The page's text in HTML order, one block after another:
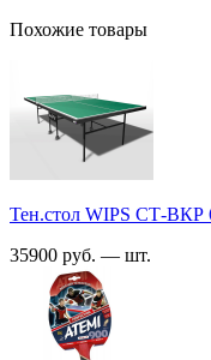
Похожие товары
Тен.стол WIPS СТ-ВКР
35900 руб. — шт.